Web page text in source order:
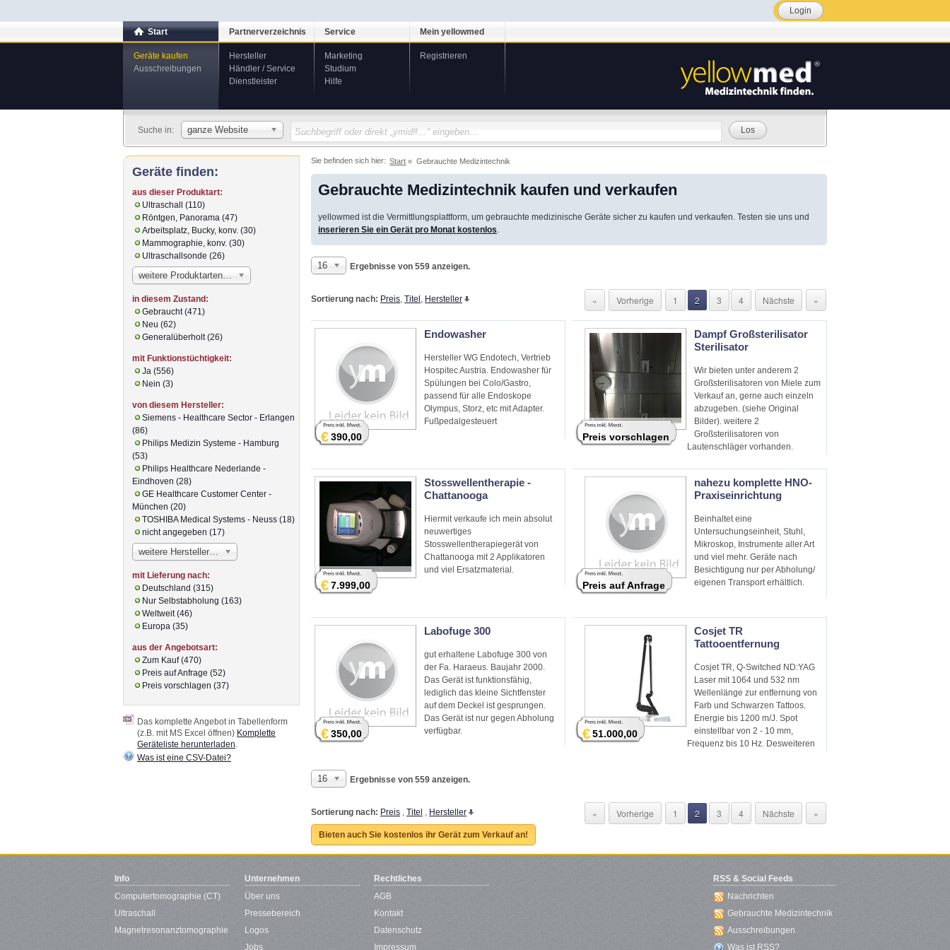
Login
Start
Geräte kaufen
Ausschreibungen
Partnerverzeichnis
Hersteller
Händler / Service
Dienstleister
Service
Marketing
Studium
Hilfe
Mein yellowmed
Registrieren
Suche in: ganze Website Los
Sie befinden sich hier: Start Gebrauchte Medizintechnik
Gebrauchte Medizintechnik kaufen und verkaufen
yellowmed ist die Vermittlungsplattform, um gebrauchte medizinische Geräte sicher zu kaufen und verkaufen. Testen sie uns und
inserieren Sie ein Gerät pro Monat kostenlos
16 Ergebnisse von 559 anzeigen.
Sortierung nach: Preis Titel Hersteller « Vorherige 1 2 3 4 Nächste »
Endowasher
Hersteller WG Endotech, Vertrieb
Hospitec Austria. Endowasher für
Spülungen bei Colo/Gastro,
passend für alle Endoskope
Olympus, Storz, etc mit Adapter.
Fußpedalgesteuert
€390,00
Dampf Großsterilisator
Sterilisator
Wir bieten unter anderem 2
Großsterilisatoren von Miele zum
Verkauf an, gerne auch einzeln
abzugeben. (siehe Original
Bilder). weitere 2
Großsterilisatoren von
Lautenschläger vorhanden.
Preis vorschlagen
Stosswellentherapie -
Chattanooga
Hiermit verkaufe ich mein absolut
neuwertiges
Stosswellentherapiegerät von
Chattanooga mit 2 Applikatoren
und viel Ersatzmaterial.
€7.999,00
nahezu komplette HNO-
Praxiseinrichtung
Beinhaltet eine
Untersuchungseinheit, Stuhl,
Mikroskop, Instrumente aller Art
und viel mehr. Geräte nach
Besichtigung nur per Abholung/
eigenen Transport erhältlich.
Preis auf Anfrage
Labofuge 300
gut erhaltene Labofuge 300 von
der Fa. Haraeus. Baujahr 2000.
Das Gerät ist funktionsfähig,
lediglich das kleine Sichtfenster
auf dem Deckel ist gesprungen.
Das Gerät ist nur gegen Abholung
verfügbar.
€350,00
Cosjet TR
Tattooentfernung
Cosjet TR, Q-Switched ND:YAG
Laser mit 1064 und 532 nm
Wellenlänge zur entfernung von
Farb und Schwarzen Tattoos.
Energie bis 1200 m/J. Spot
einstellbar von 2 - 10 mm,
Frequenz bis 10 Hz. Desweiteren
€51.000,00
16 Ergebnisse von 559 anzeigen.
Sortierung nach: Preis , Titel , Hersteller « Vorherige 1 2 3 4 Nächste »
Bieten auch Sie kostenlos ihr Gerät zum Verkauf an!
Geräte finden:
aus dieser Produktart:
Ultraschall (110)
Röntgen, Panorama (47)
Arbeitsplatz, Bucky, konv. (30)
Mammographie, konv. (30)
Ultraschallsonde (26)
weitere Produktarten…
in diesem Zustand:
Gebraucht (471)
Neu (62)
Generalüberholt (26)
mit Funktionstüchtigkeit:
Ja (556)
Nein (3)
von diesem Hersteller:
Siemens - Healthcare Sector - Erlangen
(86)
Philips Medizin Systeme - Hamburg
(53)
Philips Healthcare Nederlande -
Eindhoven (28)
GE Healthcare Customer Center -
München (20)
TOSHIBA Medical Systems - Neuss (18)
nicht angegeben (17)
weitere Hersteller…
mit Lieferung nach:
Deutschland (315)
Nur Selbstabholung (163)
Weltweit (46)
Europa (35)
aus der Angebotsart:
Zum Kauf (470)
Preis auf Anfrage (52)
Preis vorschlagen (37)
Das komplette Angebot in Tabellenform
(z.B. mit MS Excel öffnen) Komplette
Geräteliste herunterladen
Was ist eine CSV-Datei?
Info
Computertomographie (CT)
Ultraschall
Magnetresonanztomographie
Unternehmen
Über uns
Pressebereich
Logos
Jobs
Rechtliches
AGB
Kontakt
Datenschutz
Impressum
RSS & Social Feeds
Nachrichten
Gebrauchte Medizintechnik
Ausschreibungen
Was ist RSS?